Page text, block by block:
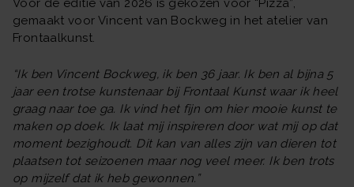
Voor de editie van 2026 is gekozen voor “Pizza”,
gemaakt voor Vincent van Bockweg in het atelier van
Frontaalkunst.
“Ik ben Vincent Bockweg, ik ben 36 jaar. Ik ben al bijna 5
jaar een trotse kunstenaar bij Frontaal Kunst waar ik heel
graag naar toe ga. Ik vind het fijn om hier mooie kunst te
maken op doek. Ik laat mij inspireren door wat mij op dat
moment bezighoudt. Dit kan van alles zijn van dieren tot
plaatsen tot seizoenen maar nog veel meer. Ik ben trots
op mijzelf dat ik heb gewonnen.”